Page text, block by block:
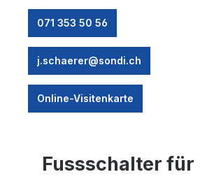
071 353 50 56
j.schaerer@sondi.ch
Online-Visitenkarte
Fussschalter für